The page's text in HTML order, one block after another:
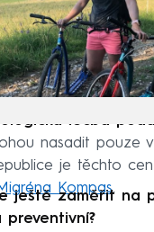
léčba
nasadit pouze
je těchto
Kompas.
ještě zaměřit na
preventivní?